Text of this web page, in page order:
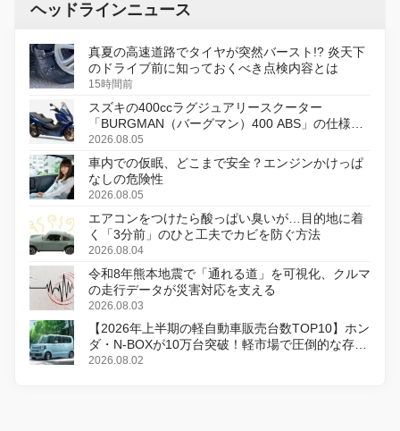
ヘッドラインニュース
真夏の高速道路でタイヤが突然バースト!? 炎天下
のドライブ前に知っておくべき点検内容とは
15時間前
スズキの400ccラグジュアリースクーター
「BURGMAN（バーグマン）400 ABS」の仕様を
変更し、8月18日に発売
2026.08.05
車内での仮眠、どこまで安全？エンジンかけっぱ
なしの危険性
2026.08.05
エアコンをつけたら酸っぱい臭いが…目的地に着
く「3分前」のひと工夫でカビを防ぐ方法
2026.08.04
令和8年熊本地震で「通れる道」を可視化、クルマ
の走行データが災害対応を支える
2026.08.03
【2026年上半期の軽自動車販売台数TOP10】ホン
ダ・N-BOXが10万台突破！軽市場で圧倒的な存在
感
2026.08.02